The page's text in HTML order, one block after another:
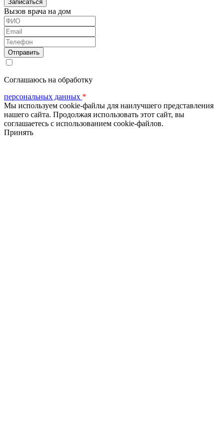
Вызов врача на дом
ФИО
Email
Телефон
Соглашаюсь на обработку
персональных данных *
Мы используем cookie-файлы для наилучшего представления
нашего сайта. Продолжая использовать этот сайт, вы
соглашаетесь с использованием cookie-файлов.
Принять